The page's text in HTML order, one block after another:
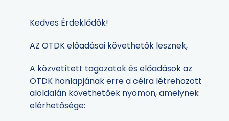
Kedves Érdeklődők!
AZ OTDK előadásai követhetők lesznek,
A közvetített tagozatok és előadások az
OTDK honlapjának erre a célra létrehozott
aloldalán követhetőek nyomon, amelynek
elérhetősége: